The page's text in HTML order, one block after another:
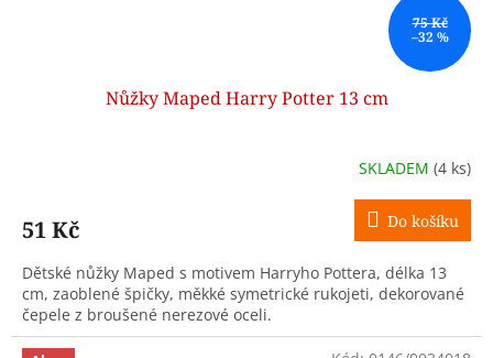
75 Kč
–32 %
Nůžky Maped Harry Potter 13 cm
SKLADEM (4 ks)
51 Kč Do košíku
Dětské nůžky Maped s motivem Harryho Pottera, délka 13
cm, zaoblené špičky, měkké symetrické rukojeti, dekorované
čepele z broušené nerezové oceli.